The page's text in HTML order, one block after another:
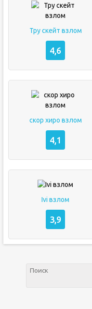
Тру скейт взлом
4,6
скор хиро взлом
4,1
Ivi взлом
3,9